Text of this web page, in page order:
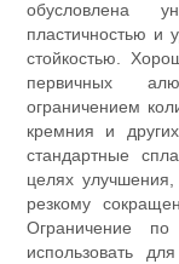
обусловлена
пластичностью и
стойкостью.
первичных
ограничением
кремния и
стандартные
целях
резкому
Ограничение
использовать